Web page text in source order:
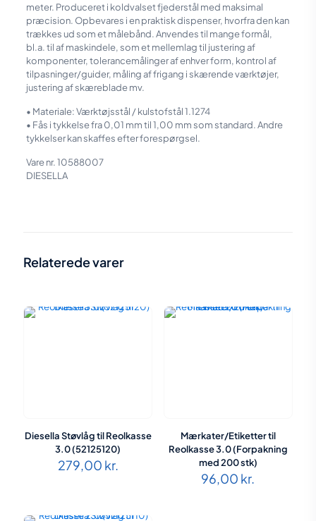
meter. Produceret i koldvalset fjederstål med maksimal
præcision. Opbevares i en praktisk dispenser, hvorfra den kan
trækkes ud som et målebånd. Anvendes til mange formål,
bl.a. til af maskindele, som et mellemlag til justering af
komponenter, tolerancemålinger af enhver form, kontrol af
tilpasninger/guider, måling af frigang i skærende værktøjer,
justering af skæreblade mv.
• Materiale: Værktøjsstål / kulstofstål 1.1274
• Fås i tykkelse fra 0,01 mm til 1,00 mm som standard. Andre
tykkelser kan skaffes efter forespørgsel.
Vare nr. 10588007
DIESELLA
Relaterede varer
Diesella Støvlåg til Reolkasse
3.0 (52125120)
279,00 kr.
Mærkater/Etiketter til
Reolkasse 3.0 (Forpakning
med 200 stk)
96,00 kr.